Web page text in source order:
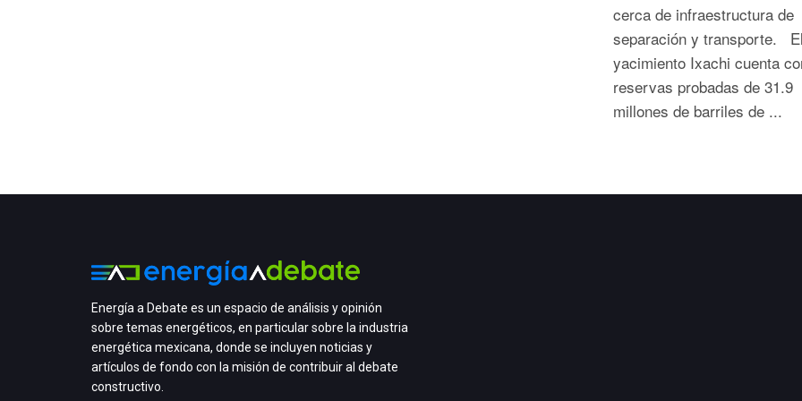
cerca de infraestructura de
separación y transporte.
yacimiento Ixachi cuenta
reservas probadas de 31.9
millones de barriles de ...
Energía a Debate es un espacio de análisis y opinión
sobre temas energéticos, en particular sobre la industria
energética mexicana, donde se incluyen noticias y
artículos de fondo con la misión de contribuir al debate
constructivo.